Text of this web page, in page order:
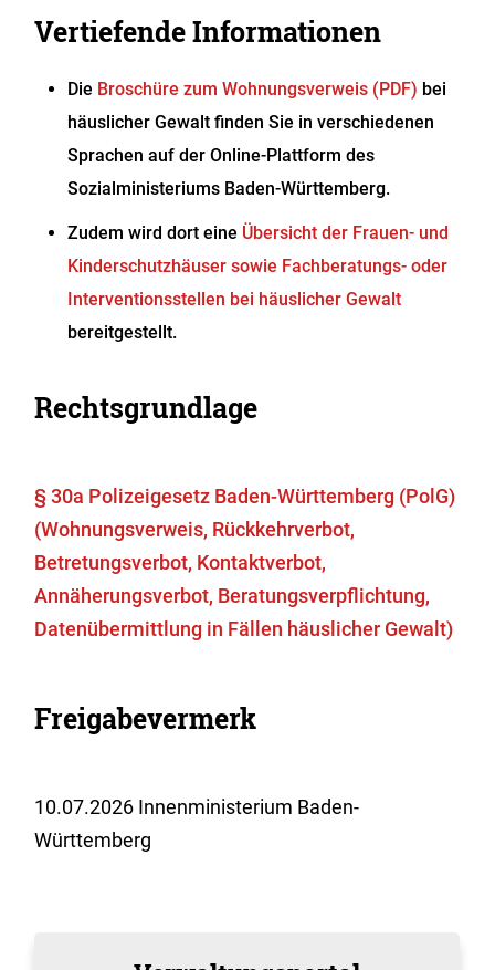
Vertiefende Informationen
Die Broschüre zum Wohnungsverweis (PDF) bei
häuslicher Gewalt finden Sie in verschiedenen
Sprachen auf der Online-Plattform des
Sozialministeriums Baden-Württemberg.
Zudem wird dort eine Übersicht der Frauen- und
Kinderschutzhäuser sowie Fachberatungs- oder
Interventionsstellen bei häuslicher Gewalt
bereitgestellt.
Rechtsgrundlage
§ 30a Polizeigesetz Baden-Württemberg (PolG)
(Wohnungsverweis, Rückkehrverbot,
Betretungsverbot, Kontaktverbot,
Annäherungsverbot, Beratungsverpflichtung,
Datenübermittlung in Fällen häuslicher Gewalt)
Freigabevermerk
10.07.2026 Innenministerium Baden-
Württemberg